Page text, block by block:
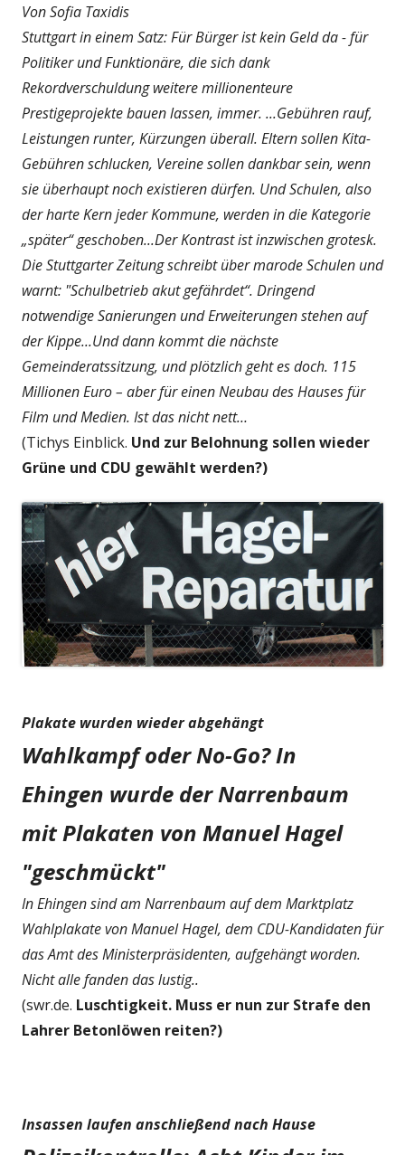
Von Sofia Taxidis
Stuttgart in einem Satz: Für Bürger ist kein Geld da - für
Politiker und Funktionäre, die sich dank
Rekordverschuldung weitere millionenteure
Prestigeprojekte bauen lassen, immer. ...Gebühren rauf,
Leistungen runter, Kürzungen überall. Eltern sollen Kita-
Gebühren schlucken, Vereine sollen dankbar sein, wenn
sie überhaupt noch existieren dürfen. Und Schulen, also
der harte Kern jeder Kommune, werden in die Kategorie
„später“ geschoben...Der Kontrast ist inzwischen grotesk.
Die Stuttgarter Zeitung schreibt über marode Schulen und
warnt: "Schulbetrieb akut gefährdet“. Dringend
notwendige Sanierungen und Erweiterungen stehen auf
der Kippe...Und dann kommt die nächste
Gemeinderatssitzung, und plötzlich geht es doch. 115
Millionen Euro – aber für einen Neubau des Hauses für
Film und Medien. Ist das nicht nett…
(Tichys Einblick. Und zur Belohnung sollen wieder
Grüne und CDU gewählt werden?)
Plakate wurden wieder abgehängt
Wahlkampf oder No-Go? In
Ehingen wurde der Narrenbaum
mit Plakaten von Manuel Hagel
"geschmückt"
In Ehingen sind am Narrenbaum auf dem Marktplatz
Wahlplakate von Manuel Hagel, dem CDU-Kandidaten für
das Amt des Ministerpräsidenten, aufgehängt worden.
Nicht alle fanden das lustig..
(swr.de. Luschtigkeit. Muss er nun zur Strafe den
Lahrer Betonlöwen reiten?)
Insassen laufen anschließend nach Hause